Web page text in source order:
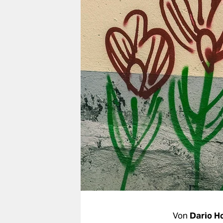
nord
wahrheit
verlag
verlag
veranstaltungen
shop
fragen & hilfe
unterstützen
abo
Von Dario